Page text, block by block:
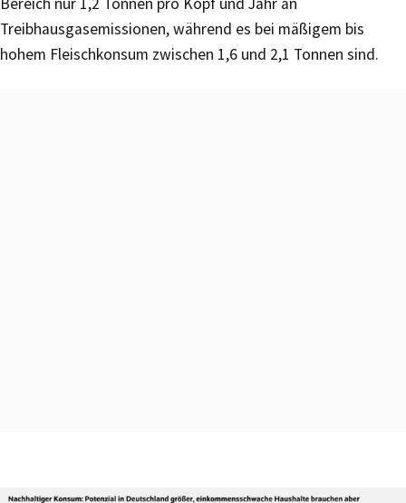
Treibhausgasemissionen, während es bei mäßigem bis
hohem Fleischkonsum zwischen 1,6 und 2,1 Tonnen sind.